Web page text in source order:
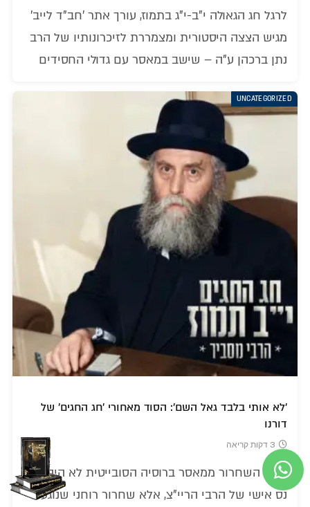
לרגל חג הגאולה י"ב-י"ג בתמוז, עורך אתר 'חב"ד לייב'
מגיש הצצה היסטורית ומצמררת לזיכרונותיו של הרב
נתן ברכהן ע"ה – שישב במאסר עם גדולי החסידים
UNCATEGORIZED
'לא אותי בלבד גאל השם': הסוד מאחורי 'חג החגים' של
דורנו
3 דקות קריאה
כיצד השחרור ממאסר ברוסיה הסובייטית לא היה רק
נס אישי של הרבי הריי"צ, אלא שחרור רוחני שנוגע